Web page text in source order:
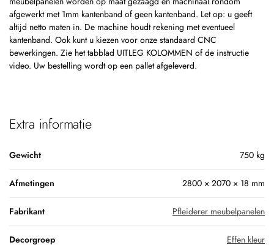
afgewerkt met 1mm kantenband of geen kantenband. Let op: u geeft
altijd netto maten in. De machine houdt rekening met eventueel
kantenband. Ook kunt u kiezen voor onze standaard CNC
bewerkingen. Zie het tabblad UITLEG KOLOMMEN of de instructie
video. Uw bestelling wordt op een pallet afgeleverd.
Extra informatie
Gewicht 750 kg
Afmetingen 2800 × 2070 × 18 mm
Fabrikant Pfleiderer meubelpanelen
Decorgroep Effen kleur